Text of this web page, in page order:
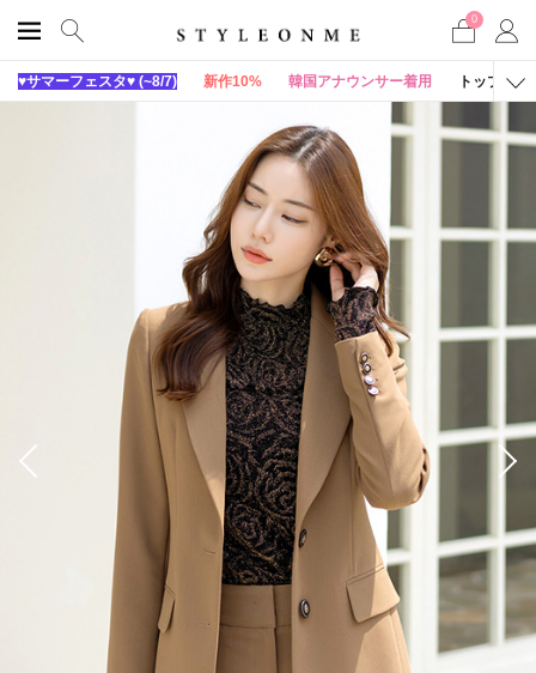
0
♥サマーフェスタ♥ (~8/7) 新作10% 韓国アナウンサー着用 トップス